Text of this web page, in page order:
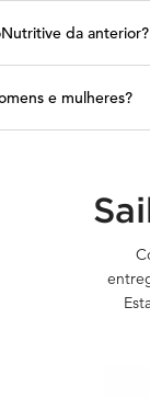
da anterior?
e mulheres?